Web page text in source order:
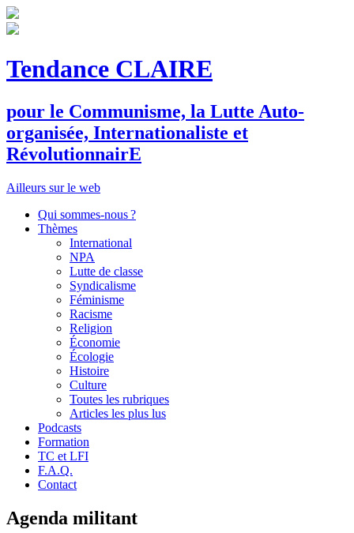
Tendance CLAIRE
pour le Communisme, la Lutte Auto-
organisée, Internationaliste et
RévolutionnairE
Ailleurs sur le web
Qui sommes-nous ?
Thèmes
International
NPA
Lutte de classe
Syndicalisme
Féminisme
Racisme
Religion
Économie
Écologie
Histoire
Culture
Toutes les rubriques
Articles les plus lus
Podcasts
Formation
TC et LFI
F.A.Q.
Contact
Agenda militant